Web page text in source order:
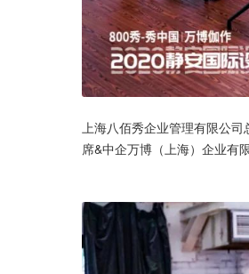
上海八佰秀企业管理有限公
席&中企万博（上海）企业有